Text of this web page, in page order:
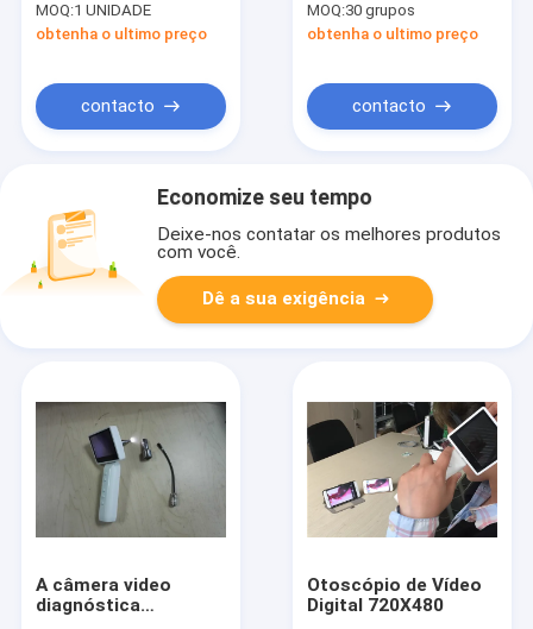
Ophthalmocsope da
orelha e do tímpano
MOQ:1 UNIDADE
obtenha o ultimo preço
contacto
de Rhinoscope do
MOQ:30 grupos
obtenha o ultimo preço
contacto
Economize seu tempo
Deixe-nos contatar os melhores produtos
com você.
Dê a sua exigência
A câmera video
diagnóstica
Otoscópio de Vídeo
Digital 720X480